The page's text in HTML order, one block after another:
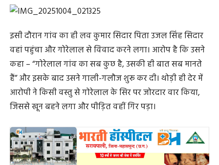
इसी दौरान गांव का ही लव कुमार सिदार पिता उजल सिंह सिदार
वहां पहुंचा और गोरेलाल से विवाद करने लगा। आरोप है कि उसने
कहा – “गोरेलाल गांव का सब कुछ है, उसकी ही बात सब मानते
हैं” और इसके बाद उसने गाली-गलौज शुरू कर दी। थोड़ी ही देर में
आरोपी ने किसी वस्तु से गोरेलाल के सिर पर जोरदार वार किया,
जिससे खून बहने लगा और पीड़ित वहीं गिर पड़ा।